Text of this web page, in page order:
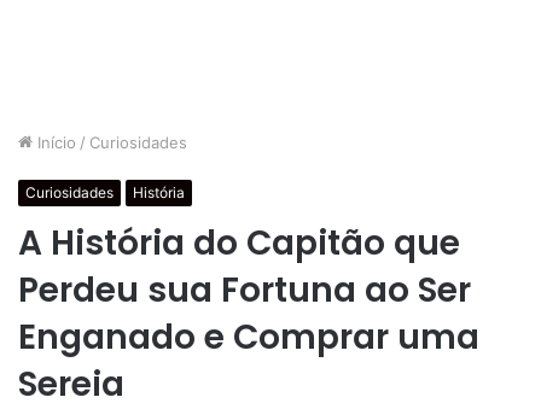
Início / Curiosidades
Curiosidades História
A História do Capitão que
Perdeu sua Fortuna ao Ser
Enganado e Comprar uma
Sereia